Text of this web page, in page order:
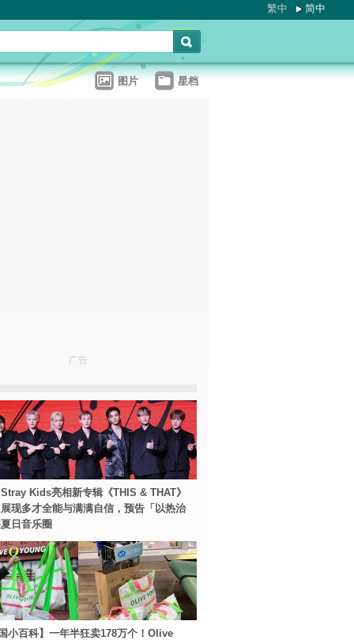
繁中 简中
图片 星档
广告
Kids亮相新专辑《THIS & THAT》
现多才全能与满满自信，预告「以热治
日音乐圈
小百科】一年半狂卖178万个！Olive